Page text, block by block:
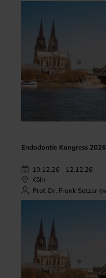
Endodontie Kongress
10.12.26 - 12.12.26
Köln
Prof. Dr. Frank Setzer